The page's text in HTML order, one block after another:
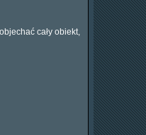
cały obiekt,